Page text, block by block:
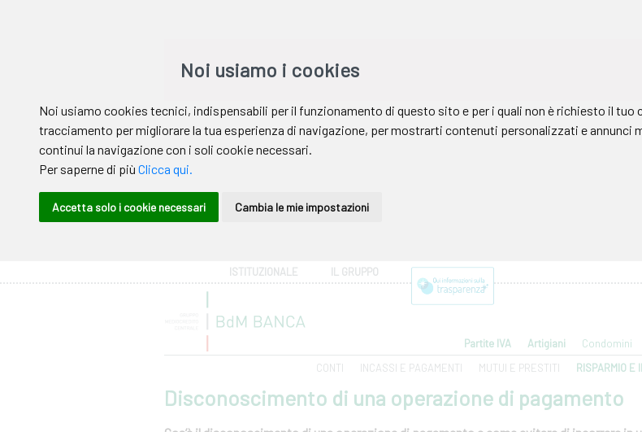
ISTITUZIONALE IL GRUPPO
Partite IVA
Artigiani
CONTI
INCASSI E PAGAMENTI MUTUI E PRESTITI RISPARMIO E
Condomini
Disconoscimento di una operazione di pagamento